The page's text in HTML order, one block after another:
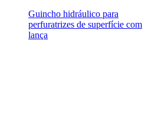
Guincho hidráulico para
perfuratrizes de superfície com
lança